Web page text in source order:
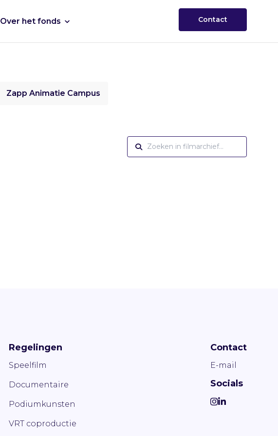
Over het fonds Contact
Zapp Animatie Campus
Regelingen
Speelfilm
Documentaire
Podiumkunsten
VRT coproductie
Contact
E-mail
Socials